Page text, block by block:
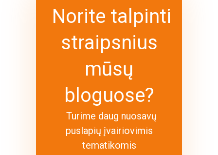
Norite talpinti
straipsnius
mūsų
bloguose?
Turime daug nuosavų
puslapių įvairiovimis
tematikomis